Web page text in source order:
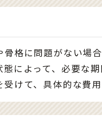
格に問題がない場
によって、必要な
けて、具体的な費